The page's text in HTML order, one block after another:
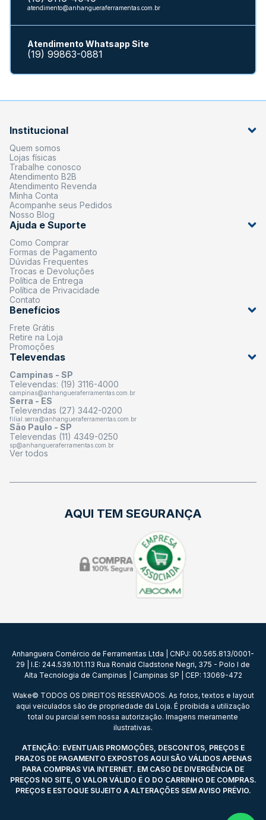
atendimento@anhangueraferramentas.com.br
Atendimento Whatsapp Site
(19) 99863-0881
Institucional
Quem somos
Lojas físicas
Trabalhe conosco
Atendimento B2B
Atendimento Revenda
Minha Conta
Acompanhe seus Pedidos
Nosso Blog
Ajuda e Suporte
Como Comprar
Formas de Pagamento
Dúvidas Frequentes
Trocas e Devoluções
Política de Entrega
Política de Privacidade
Contato
Benefícios
Frete Grátis
Retire na Loja
Promoções
Televendas
Campinas - SP
Televendas: (19) 3116-4000
campinas@anhangueraferramentas.com.br
Serra - ES
Televendas (27) 3442-0200
filial.serra@anhangueraferramentas.com.br
São Paulo - SP
Televendas (11) 4349-0250
sp@anhangueraferramentas.com.br
Ver todos
AQUI TEM SEGURANÇA
Anhanguera Comércio de Ferramentas Ltda | CNPJ: 00.565.813/0001-
29 | I.E: 244.539.101.113 Rua Ronald Cladstone Negri, 375 - Polo I de
Alta Tecnologia de Campinas | Campinas SP | CEP: 13069-472
Wake© TODOS OS DIREITOS RESERVADOS. As fotos, textos e layout
aqui veiculados são de propriedade da Loja. É proibida a utilização
total ou parcial sem nossa autorização. Imagens meramente
ilustrativas.
ATENÇÃO: EVENTUAIS PROMOÇÕES, DESCONTOS, PREÇOS E
PRAZOS DE PAGAMENTO EXPOSTOS AQUI SÃO VÁLIDOS APENAS
PARA COMPRAS VIA INTERNET. EM CASO DE DIVERGÊNCIA DE
PREÇOS NO SITE, O VALOR VÁLIDO É O DO CARRINHO DE COMPRAS.
PREÇOS E ESTOQUE SUJEITO A ALTERAÇÕES SEM AVISO PRÉVIO.